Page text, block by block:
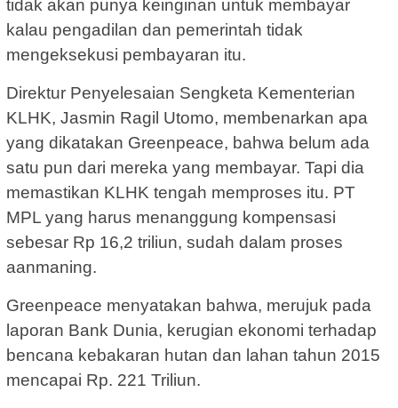
tidak akan punya keinginan untuk membayar
kalau pengadilan dan pemerintah tidak
mengeksekusi pembayaran itu.
Direktur Penyelesaian Sengketa Kementerian
KLHK, Jasmin Ragil Utomo, membenarkan apa
yang dikatakan Greenpeace, bahwa belum ada
satu pun dari mereka yang membayar. Tapi dia
memastikan KLHK tengah memproses itu. PT
MPL yang harus menanggung kompensasi
sebesar Rp 16,2 triliun, sudah dalam proses
aanmaning.
Greenpeace menyatakan bahwa, merujuk pada
laporan Bank Dunia, kerugian ekonomi terhadap
bencana kebakaran hutan dan lahan tahun 2015
mencapai Rp. 221 Triliun.